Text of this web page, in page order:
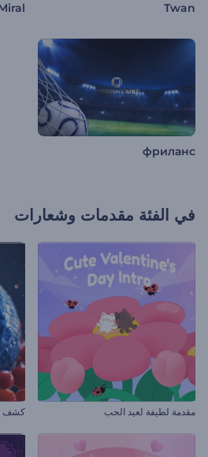
Twan
фриланс
في الفئة مقدمات وشعارات
مقدمة لطيفة لعيد الحب كشف